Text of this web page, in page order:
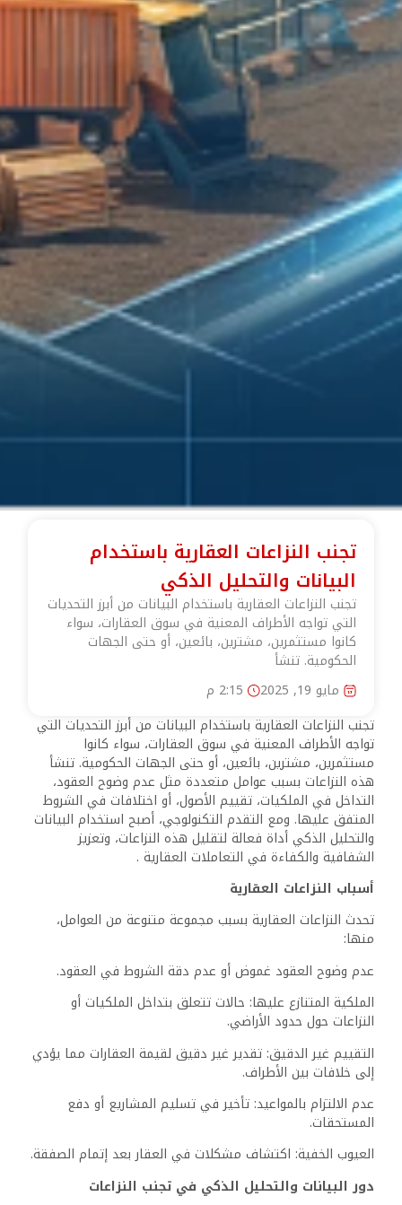
تجنب النزاعات العقارية باستخدام
البيانات والتحليل الذكي
تجنب النزاعات العقارية باستخدام البيانات من أبرز التحديات
التي تواجه الأطراف المعنية في سوق العقارات، سواء
كانوا مستثمرين، مشترين، بائعين، أو حتى الجهات
الحكومية. تنشأ
مايو 19, 2025
2:15 م
تجنب النزاعات العقارية باستخدام البيانات من أبرز التحديات التي
تواجه الأطراف المعنية في سوق العقارات، سواء كانوا
مستثمرين، مشترين، بائعين، أو حتى الجهات الحكومية. تنشأ
هذه النزاعات بسبب عوامل متعددة مثل عدم وضوح العقود،
التداخل في الملكيات، تقييم الأصول، أو اختلافات في الشروط
المتفق عليها. ومع التقدم التكنولوجي، أصبح استخدام البيانات
والتحليل الذكي أداة فعالة لتقليل هذه النزاعات، وتعزيز
الشفافية والكفاءة في التعاملات العقارية .
أسباب النزاعات العقارية
تحدث النزاعات العقارية بسبب مجموعة متنوعة من العوامل،
منها:
عدم وضوح العقود غموض أو عدم دقة الشروط في العقود.
الملكية المتنازع عليها: حالات تتعلق بتداخل الملكيات أو
النزاعات حول حدود الأراضي.
التقييم غير الدقيق: تقدير غير دقيق لقيمة العقارات مما يؤدي
إلى خلافات بين الأطراف.
عدم الالتزام بالمواعيد: تأخير في تسليم المشاريع أو دفع
المستحقات.
العيوب الخفية: اكتشاف مشكلات في العقار بعد إتمام الصفقة.
دور البيانات والتحليل الذكي في تجنب النزاعات